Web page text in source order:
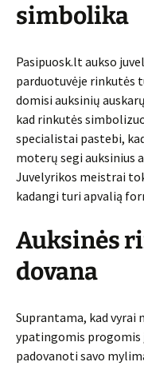
simbolika
Pasipuosk.lt aukso
parduotuvėje rinkutės
domisi auksinių
kad rinkutės
specialistai pastebi,
moterų segi auksinius
Juvelyrikos meistrai
kadangi turi apvalią
Auksinės
dovana
Suprantama, kad vyrai
ypatingomis progomis
padovanoti savo